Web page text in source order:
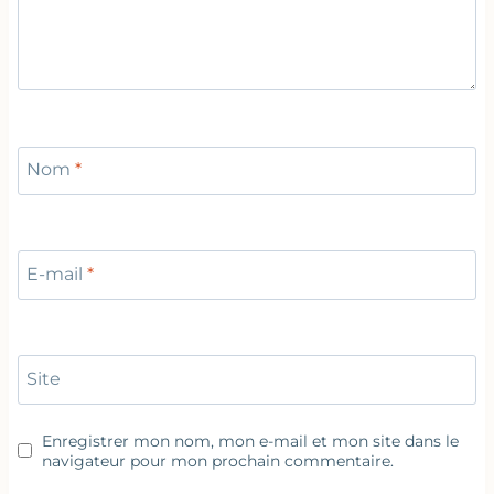
Nom *
E-mail *
Site
Enregistrer mon nom, mon e-mail et mon site dans le
navigateur pour mon prochain commentaire.